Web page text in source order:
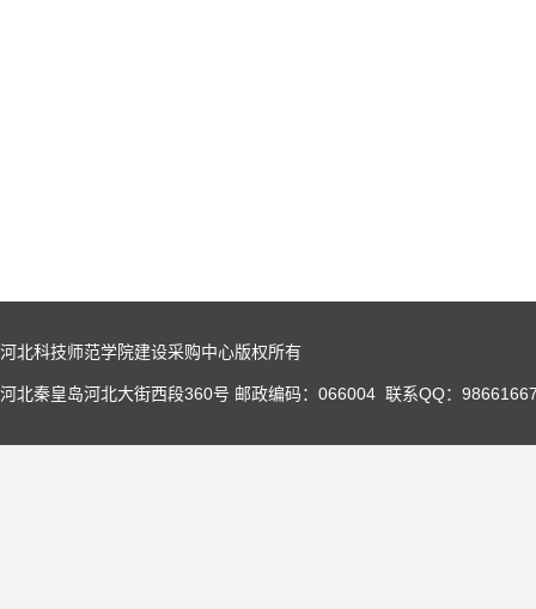
河北科技师范学院建设采购中心版权所有
河北秦皇岛河北大街西段360号 邮政编码：066004 联系QQ：